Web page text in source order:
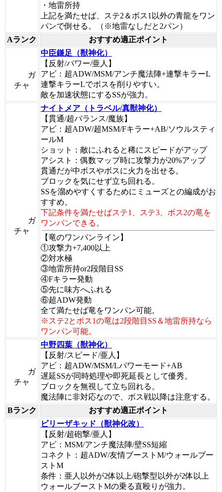
・地雷所持
上記を満たせば、ステ2＆ボス1以外の青龍をワン
パンで倒せる。（※地雷なしだと2パン）
Aランク
おすすめ適正ポイント
ガ
チャ
中臣鎌足（獣神化）
【反射/パワー/亜人】
アビ：超ADW/MSM/アンチ魔法陣+連撃キラーL
連撃キラーLでボスを削りやすい。
敵を加速状態にするSSが強力。
ガ
チャ
ナイトメア（トラベル/真獣神化）
【貫通/超バランス/魔族】
アビ：超ADW/超MSM/Fキラー+AB/ソウルスティ
ールM
ショット：敵にふれると稀にスピードがアップ
アシスト：偶数マップ時に攻撃力が20%アップ
貫通だが中ボスやボスに火力を出せる。
ブロックを気にせず立ち回れる。
SSを溜めやすくするためにミューズとの編成がお
すすめ。
下記条件を満たせばステ1、ステ3、ボス2の竜を
ワンパンできる。
【竜のワンパンライン】
①攻撃力+7,400以上
②対水極
③地雷所持or2段階目SS
④Fキラー発動
⑤先に味方へふれる
⑥超ADW発動
全て満たせば竜をワンパン可能。
※ステ2とボス1の竜は2段階目SS＆地雷所持なら
ワンパン可能。
ガ
チャ
中野四葉（獣神化）
【反射/スピード/亜人】
アビ：超ADW/MSM/Lパワーモード+AB
遅延SSが同時処理や即死延長として優秀。
ブロックを無視して立ち回れる。
魔法陣に非対応なので、ボス戦以降は注意する。
Bランク
おすすめ適正ポイント
ビリーザキッド（獣神化改）
【反射/超砲撃/亜人】
アビ：MSM/アンチ魔法陣/壁SS短縮
コネクト：超ADW/友情ブーストM/ウォールブー
ストM
条件：亜人以外が2体以上/砲撃型以外が2体以上
ウォールブーストMの乗る直殴りが強力。